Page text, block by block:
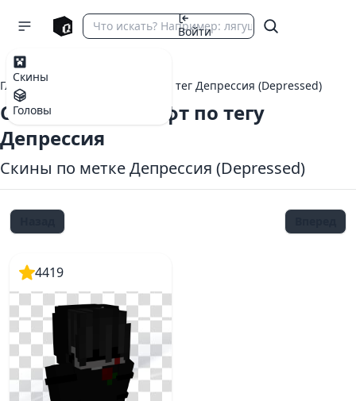
Скины
Головы
Войти
Главная тег Депрессия (Depressed)
Скины Майнкрафт по тегу
Депрессия
Скины по метке Депрессия (Depressed)
4419